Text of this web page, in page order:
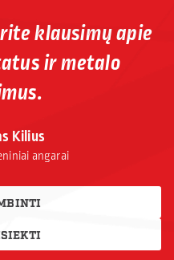
Kilius
angarai
klausimų apie
ir metalo